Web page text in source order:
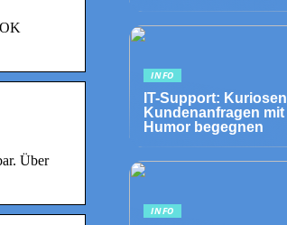
Über
INFO
IT-Support: Kuriosen
Kundenanfragen mit
Humor begegnen
INFO